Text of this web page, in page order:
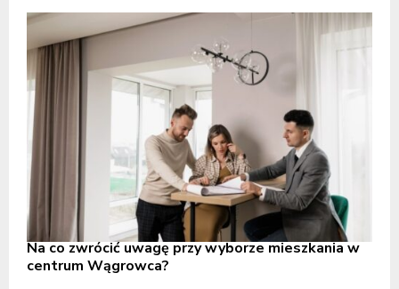
Na co zwrócić uwagę przy wyborze mieszkania w
centrum Wągrowca?